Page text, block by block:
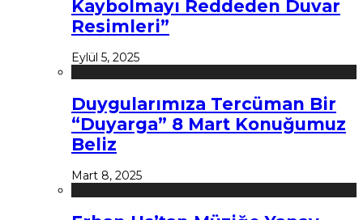
Kaybolmayı Reddeden Duvar
Resimleri”
Eylül 5, 2025
Duygularımıza Tercüman Bir
“Duyarga” 8 Mart Konuğumuz
Beliz
Mart 8, 2025